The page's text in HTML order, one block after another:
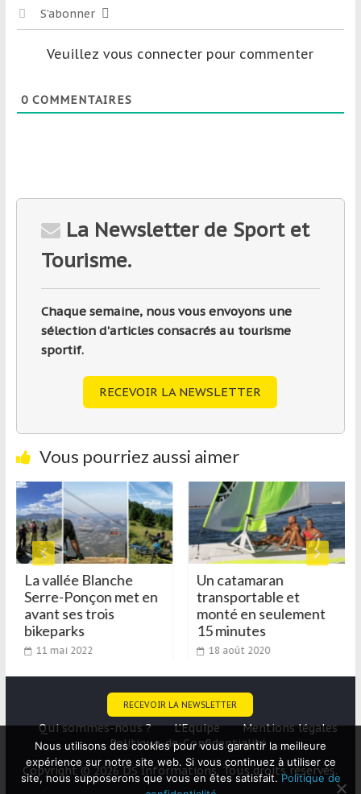
S’abonner
Veuillez vous connecter pour commenter
0COMMENTAIRES
La Newsletter de Sport et
Tourisme.
Chaque semaine, nous vous envoyons une
sélection d'articles consacrés au tourisme
sportif.
RECEVOIR LA NEWSLETTER
Vous pourriez aussi aimer
La vallée Blanche
Serre-Ponçon met en
avant ses trois
bikeparks
11 mai 2022
Un catamaran
transportable et
monté en seulement
15 minutes
18 août 2020
RECEVOIR LA NEWSLETTER
Qui sommes-nous ? L’Equipe
Mentions légales
Politique-de-Confidentialité
Copyright © 2026 DS Informations. Tous droits réservés.
Nous utilisons des cookies pour vous garantir la meilleure
expérience sur notre site web. Si vous continuez à utiliser ce
site, nous supposerons que vous en êtes satisfait.Politique de